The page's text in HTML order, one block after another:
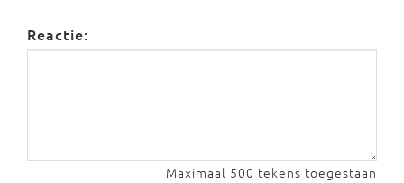
Reactie:
Maximaal 500 tekens toegestaan